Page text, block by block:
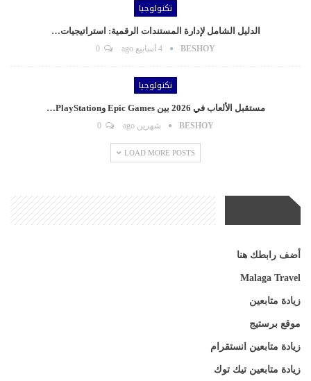
تكنولوجيا
الدليل الشامل لإدارة المستندات الرقمية: استراتيجيات…
BESHOY 4 أسابيع ago
تكنولوجيا
مستقبل الألعاب في 2026 بين Epic Games وPlayStation…
BESHOY شهرين ago
LOAD MORE POSTS
أضف رابطك هنا
Malaga Travel
زيادة متابعين
موقع برستيج
زيادة متابعين انستقرام
زيادة متابعين تيك توك